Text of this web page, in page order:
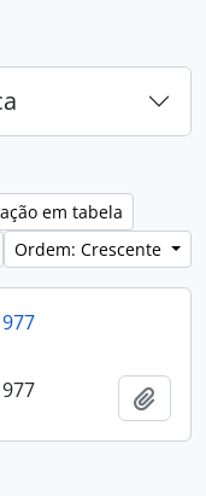
em tabela
Ordem: Crescente